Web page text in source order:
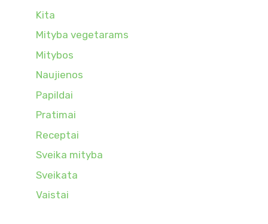
Kita
Mityba vegetarams
Mitybos
Naujienos
Papildai
Pratimai
Receptai
Sveika mityba
Sveikata
Vaistai